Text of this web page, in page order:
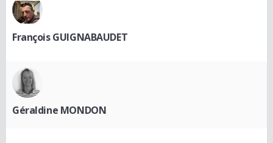
François GUIGNABAUDET
Géraldine MONDON